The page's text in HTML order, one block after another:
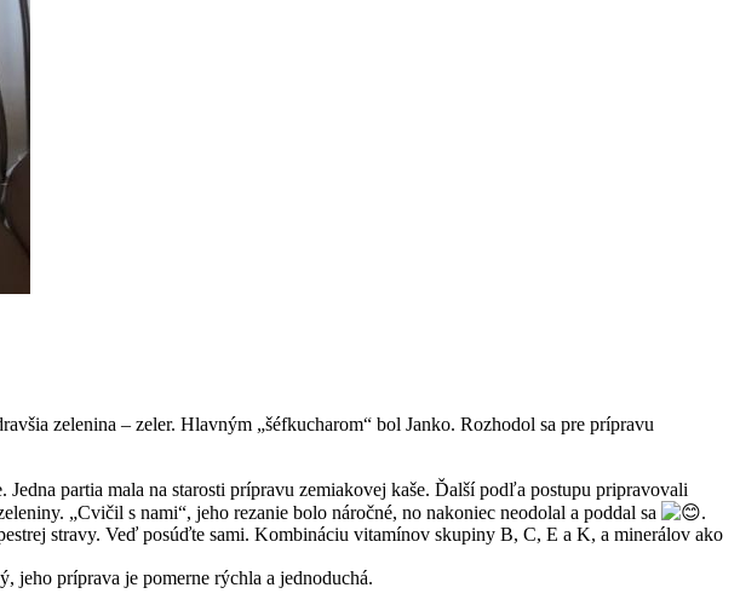
zelenina – zeler. Hlavným „šéfkucharom“ bol Janko. Rozhodol sa pre prípravu
partia mala na starosti prípravu zemiakovej kaše. Ďalší podľa postupu pripravovali
„Cvičil s nami“, jeho rezanie bolo náročné, no nakoniec neodolal a poddal sa
.
stravy. Veď posúďte sami. Kombináciu vitamínov skupiny B, C, E a K, a minerálov ako
jeho príprava je pomerne rýchla a jednoduchá.